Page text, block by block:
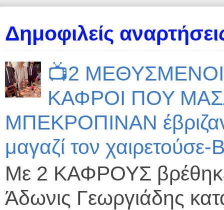
Δημοφιλείς
📺2
ΚΑΦΡΟΙ ΠΟΥ
ΜΠΕΚΡΟΠΙΝΑΝ
μαγαζί τον
Με 2 ΚΑΦΡΟΥΣ βρέθηκε
Άδωνις Γεωργιάδης